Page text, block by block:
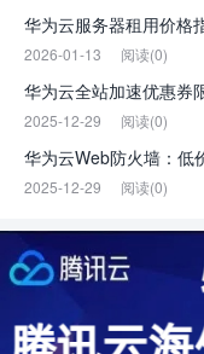
华为云服务器租用价格
2026-01-13 阅读(0)
华为云全站加速优惠券
2025-12-29 阅读(0)
华为云Web防火墙：低
2025-12-29 阅读(0)